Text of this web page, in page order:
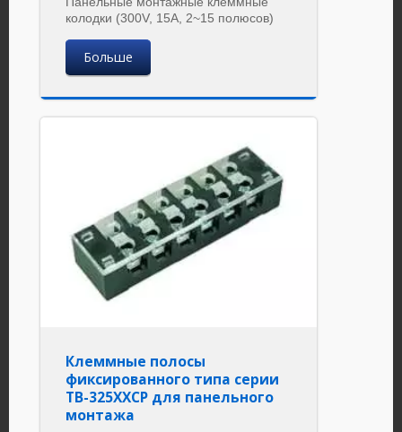
колодки (300V, 15A, 2~15 полюсов)
Больше
Клеммные полосы
фиксированного типа серии
TB-325XXCP для панельного
монтажа